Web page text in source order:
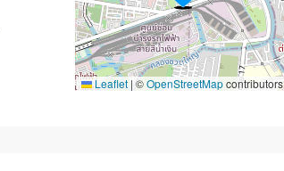
Leaflet | ©OpenStreetMapcontributors